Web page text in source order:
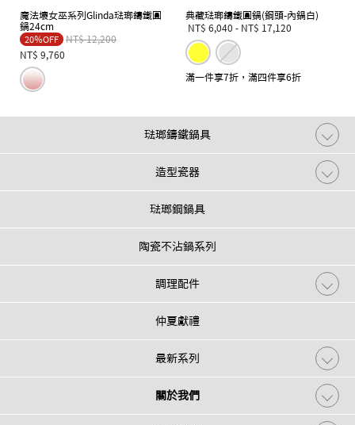
魔法壞女巫系列Glinda琺瑯鑄鐵圓
鍋24cm
20％OFF Price reduced from
NT$ 12,200to
NT$ 9,760
典藏琺瑯鑄鐵圓鍋(鋼頭-內鍋白)
NT$ 6,040 - NT$ 17,120
滿一件享7折，滿四件享6折
琺瑯鑄鐵鍋具
造型瓷器
琺瑯鋼鍋具
陶瓷不沾鍋系列
調理配件
仲夏獻禮
最新系列
關於我們